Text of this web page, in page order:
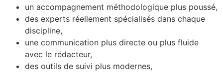
un accompagnement méthodologique plus poussé,
des experts réellement spécialisés dans chaque
discipline,
une communication plus directe ou plus fluide
avec le rédacteur,
des outils de suivi plus modernes,